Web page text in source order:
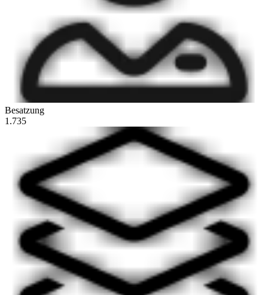
Besatzung
1.735